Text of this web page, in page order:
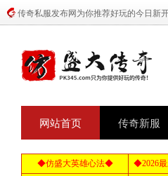
传奇私服发布网为你推荐好玩的今日新
网站首页 传奇新服